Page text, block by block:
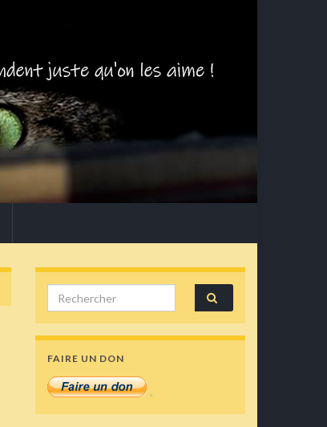
Search for:
FAIRE UN DON